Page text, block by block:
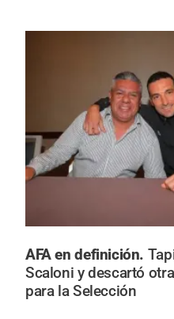
AFA en definición.
Scaloni y descartó
para la Selección